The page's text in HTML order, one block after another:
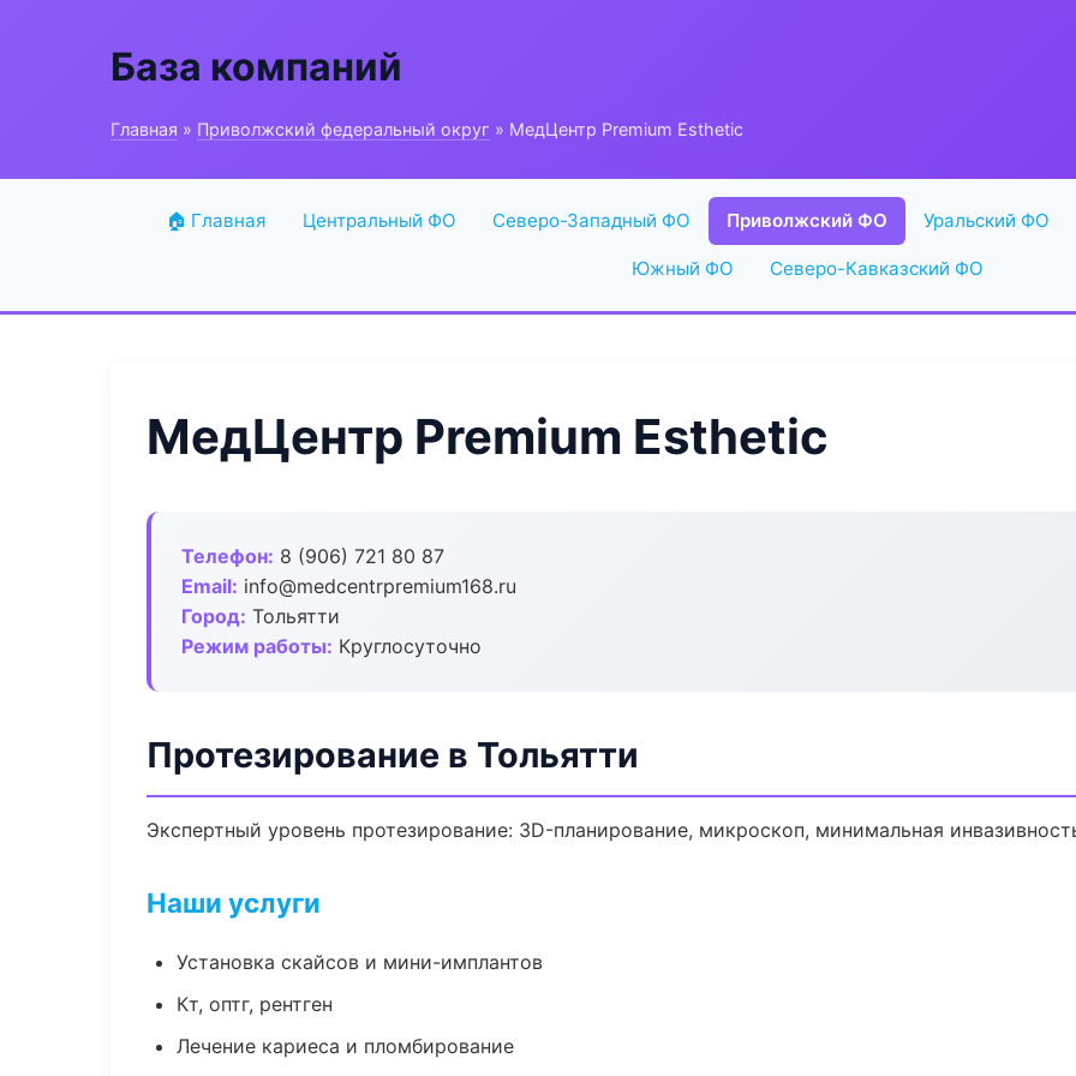
База компаний
Главная » Приволжский федеральный округ » МедЦентр Premium Esthetic
🏠 Главная Центральный ФО Северо-Западный ФО Приволжский ФО Уральский ФО
Южный ФО Северо-Кавказский ФО
МедЦентр Premium Esthetic
Телефон: 8 (906) 721 80 87
Email: info@medcentrpremium168.ru
Город: Тольятти
Режим работы: Круглосуточно
Протезирование в Тольятти
Экспертный уровень протезирование: 3D-планирование, микроскоп, минимальная
Наши услуги
Установка скайсов и мини-имплантов
Кт, оптг, рентген
Лечение кариеса и пломбирование